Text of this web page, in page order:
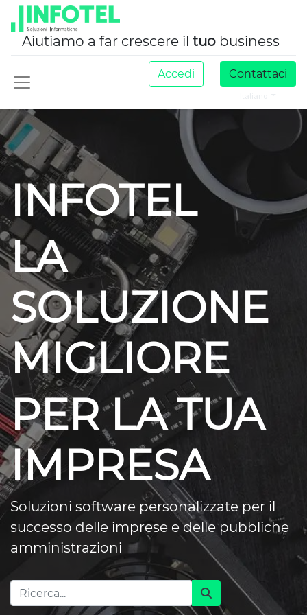
Aiutiamo a far crescere il tuo business
Accedi Contattaci
INFOTEL
LA
SOLUZIONE
MIGLIORE
PER LA TUA
IMPRESA
Soluzioni software personalizzate per il
successo delle imprese e delle pubbliche
amministrazioni